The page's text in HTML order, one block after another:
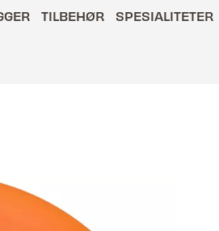
TILBEHØR SPESIALITETER